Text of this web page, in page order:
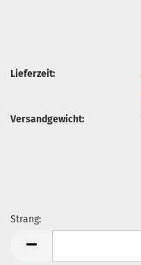
Lieferzeit:
Versandgewicht:
Strang: